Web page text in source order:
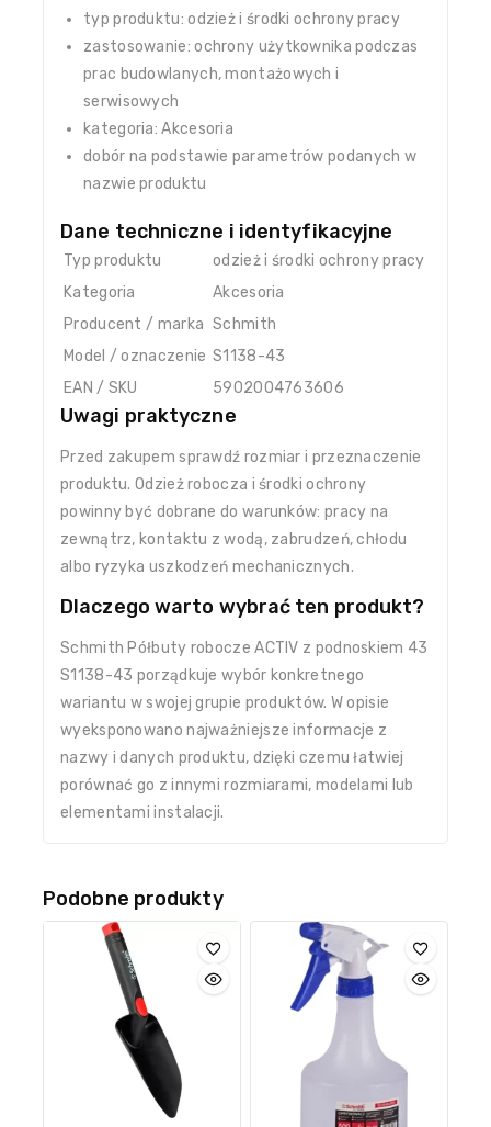
typ produktu: odzież i środki ochrony pracy
zastosowanie: ochrony użytkownika podczas
prac budowlanych, montażowych i
serwisowych
kategoria: Akcesoria
dobór na podstawie parametrów podanych w
nazwie produktu
Dane techniczne i identyfikacyjne
Typ produktu
odzież i środki ochrony pracy
Kategoria
Akcesoria
Producent / marka Schmith
Model / oznaczenie S1138-43
EAN / SKU
5902004763606
Uwagi praktyczne
Przed zakupem sprawdź rozmiar i przeznaczenie
produktu. Odzież robocza i środki ochrony
powinny być dobrane do warunków: pracy na
zewnątrz, kontaktu z wodą, zabrudzeń, chłodu
albo ryzyka uszkodzeń mechanicznych.
Dlaczego warto wybrać ten produkt?
Schmith Półbuty robocze ACTIV z podnoskiem 43
S1138-43 porządkuje wybór konkretnego
wariantu w swojej grupie produktów. W opisie
wyeksponowano najważniejsze informacje z
nazwy i danych produktu, dzięki czemu łatwiej
porównać go z innymi rozmiarami, modelami lub
elementami instalacji.
Podobne produkty